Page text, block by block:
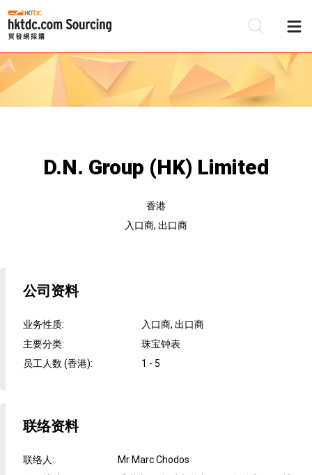
D.N. Group (HK) Limited
香港
入口商, 出口商
公司资料
业务性质:
入口商, 出口商
主要分类:
珠宝钟表
员工人数 (香港): 1 - 5
联络资料
联络人:
Mr Marc Chodos